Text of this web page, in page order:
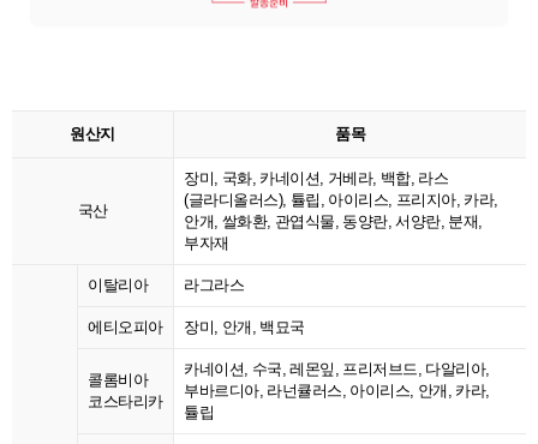
원산지 품목
국산
장미, 국화, 카네이션, 거베라, 백합, 라스
(글라디올러스), 튤립, 아이리스, 프리지아, 카라,
안개, 쌀화환, 관엽식물, 동양란, 서양란, 분재,
부자재
이탈리아 라그라스
에티오피아 장미, 안개, 백묘국
콜롬비아
코스타리카
카네이션, 수국, 레몬잎, 프리저브드, 다알리아,
부바르디아, 라넌큘러스, 아이리스, 안개, 카라,
튤립